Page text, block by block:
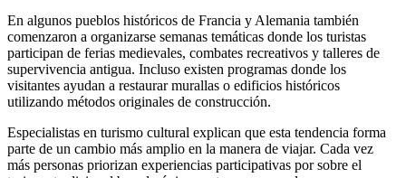
En algunos pueblos históricos de Francia y Alemania también
comenzaron a organizarse semanas temáticas donde los turistas
participan de ferias medievales, combates recreativos y talleres de
supervivencia antigua. Incluso existen programas donde los
visitantes ayudan a restaurar murallas o edificios históricos
utilizando métodos originales de construcción.
Especialistas en turismo cultural explican que esta tendencia forma
parte de un cambio más amplio en la manera de viajar. Cada vez
más personas priorizan experiencias participativas por sobre el